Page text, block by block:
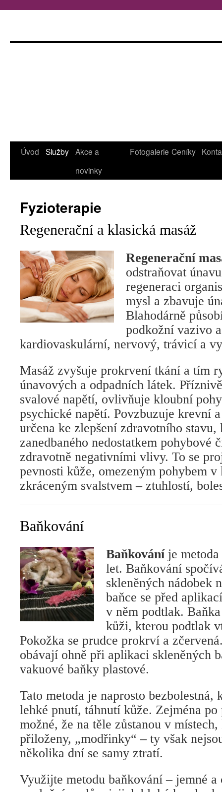
Přejít
webu
Úvod Služby Akce a
novinky
Fotogalerie Ceníky
Fyzioterapie
Regenerační a klasická masáž
Regenerační
odstraňovat
regeneraci
mysl a zbavuje
Blahodárně
podkožní vazivo
kardiovaskulární, nervový, trávicí a
Masáž zvyšuje prokrvení tkání a tím
únavových a odpadních látek.
svalové napětí, ovlivňuje kloubní
psychické napětí. Povzbuzuje krevní
určena ke zlepšení zdravotního
zanedbaného nedostatkem pohybové
zdravotně negativními vlivy. To se
pevnosti kůže, omezeným pohybem
zkráceným svalstvem – ztuhlostí,
Baňkování
Baňkováníje metoda
let. Baňkování
skleněných nádobek
baňce se před
v něm podtlak.
kůži, kterou podtlak
Pokožka se prudce prokrví a
obávají ohně při aplikaci skleněných
vakuové baňky plastové.
Tato metoda je naprosto
lehké pnutí, táhnutí kůže. Zejména
možné, že na těle zůstanou v
přiloženy, „modřinky“ – ty však
několika dní se samy ztratí.
Využijte metodu baňkování – jemné